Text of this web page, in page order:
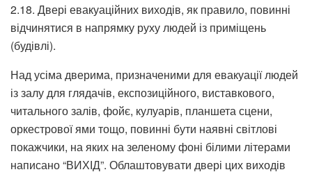
2.18. Двері евакуаційних виходів, як правило, повинні
відчинятися в напрямку руху людей із приміщень
(будівлі).
Над усіма дверима, призначеними для евакуації людей
із залу для глядачів, експозиційного, виставкового,
читального залів, фойє, кулуарів, планшета сцени,
оркестрової ями тощо, повинні бути наявні світлові
покажчики, на яких на зеленому фоні білими літерами
написано “ВИХІД”. Облаштовувати двері цих виходів